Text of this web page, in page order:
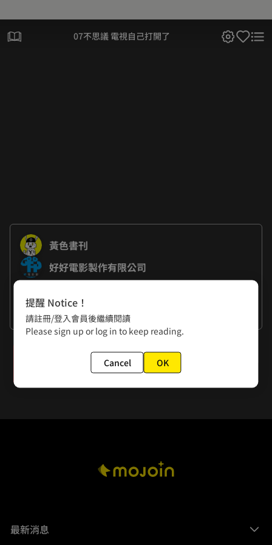
07不思議 電視自己打開了
黃色書刊
好好電影製作有限公司
作者的話
要是電視打不開的話，也很可怕呢...
08不思議 妳很好奇吧
最新消息
提醒 Notice！
請註冊/登入會員後繼續閱讀
Please sign up or log in to keep reading.
Cancel OK